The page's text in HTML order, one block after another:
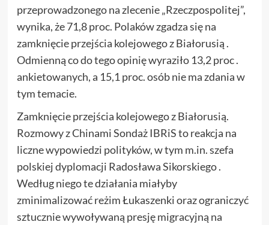
przeprowadzonego na zlecenie „Rzeczpospolitej”,
wynika, że 71,8 proc. Polaków zgadza się na
zamknięcie przejścia kolejowego z Białorusią .
Odmienną co do tego opinię wyraziło 13,2 proc .
ankietowanych, a 15,1 proc. osób nie ma zdania w
tym temacie.
Zamknięcie przejścia kolejowego z Białorusią.
Rozmowy z Chinami Sondaż IBRiS to reakcja na
liczne wypowiedzi polityków, w tym m.in. szefa
polskiej dyplomacji Radosława Sikorskiego .
Według niego te działania miałyby
zminimalizować reżim Łukaszenki oraz ograniczyć
sztucznie wywoływaną presję migracyjną na